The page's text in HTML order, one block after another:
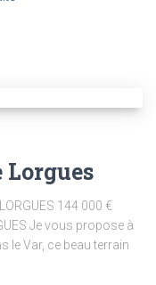
144 000 €
Je vous propose à
le Var, ce beau terrain